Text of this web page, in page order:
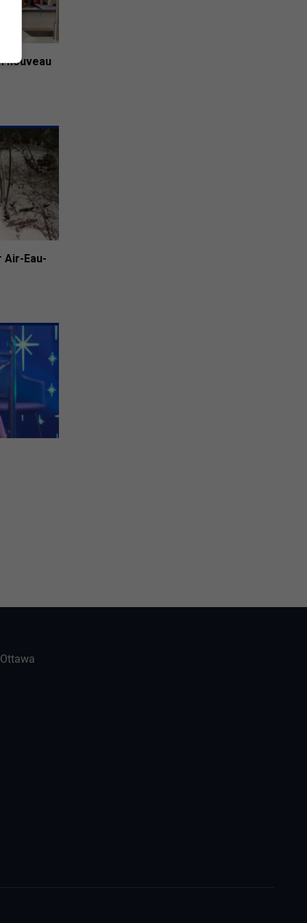
nouveau
Air-Eau-